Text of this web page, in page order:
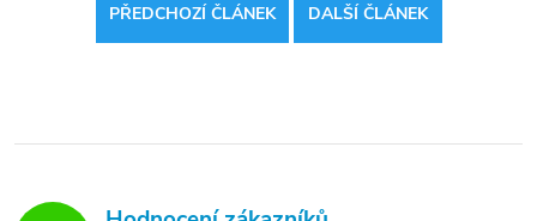
PŘEDCHOZÍ ČLÁNEK DALŠÍ ČLÁNEK